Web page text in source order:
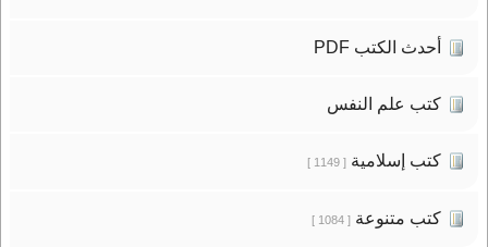
أحدث الكتب PDF
كتب علم النفس
كتب إسلامية[ 1149 ]
كتب متنوعة[ 1084 ]